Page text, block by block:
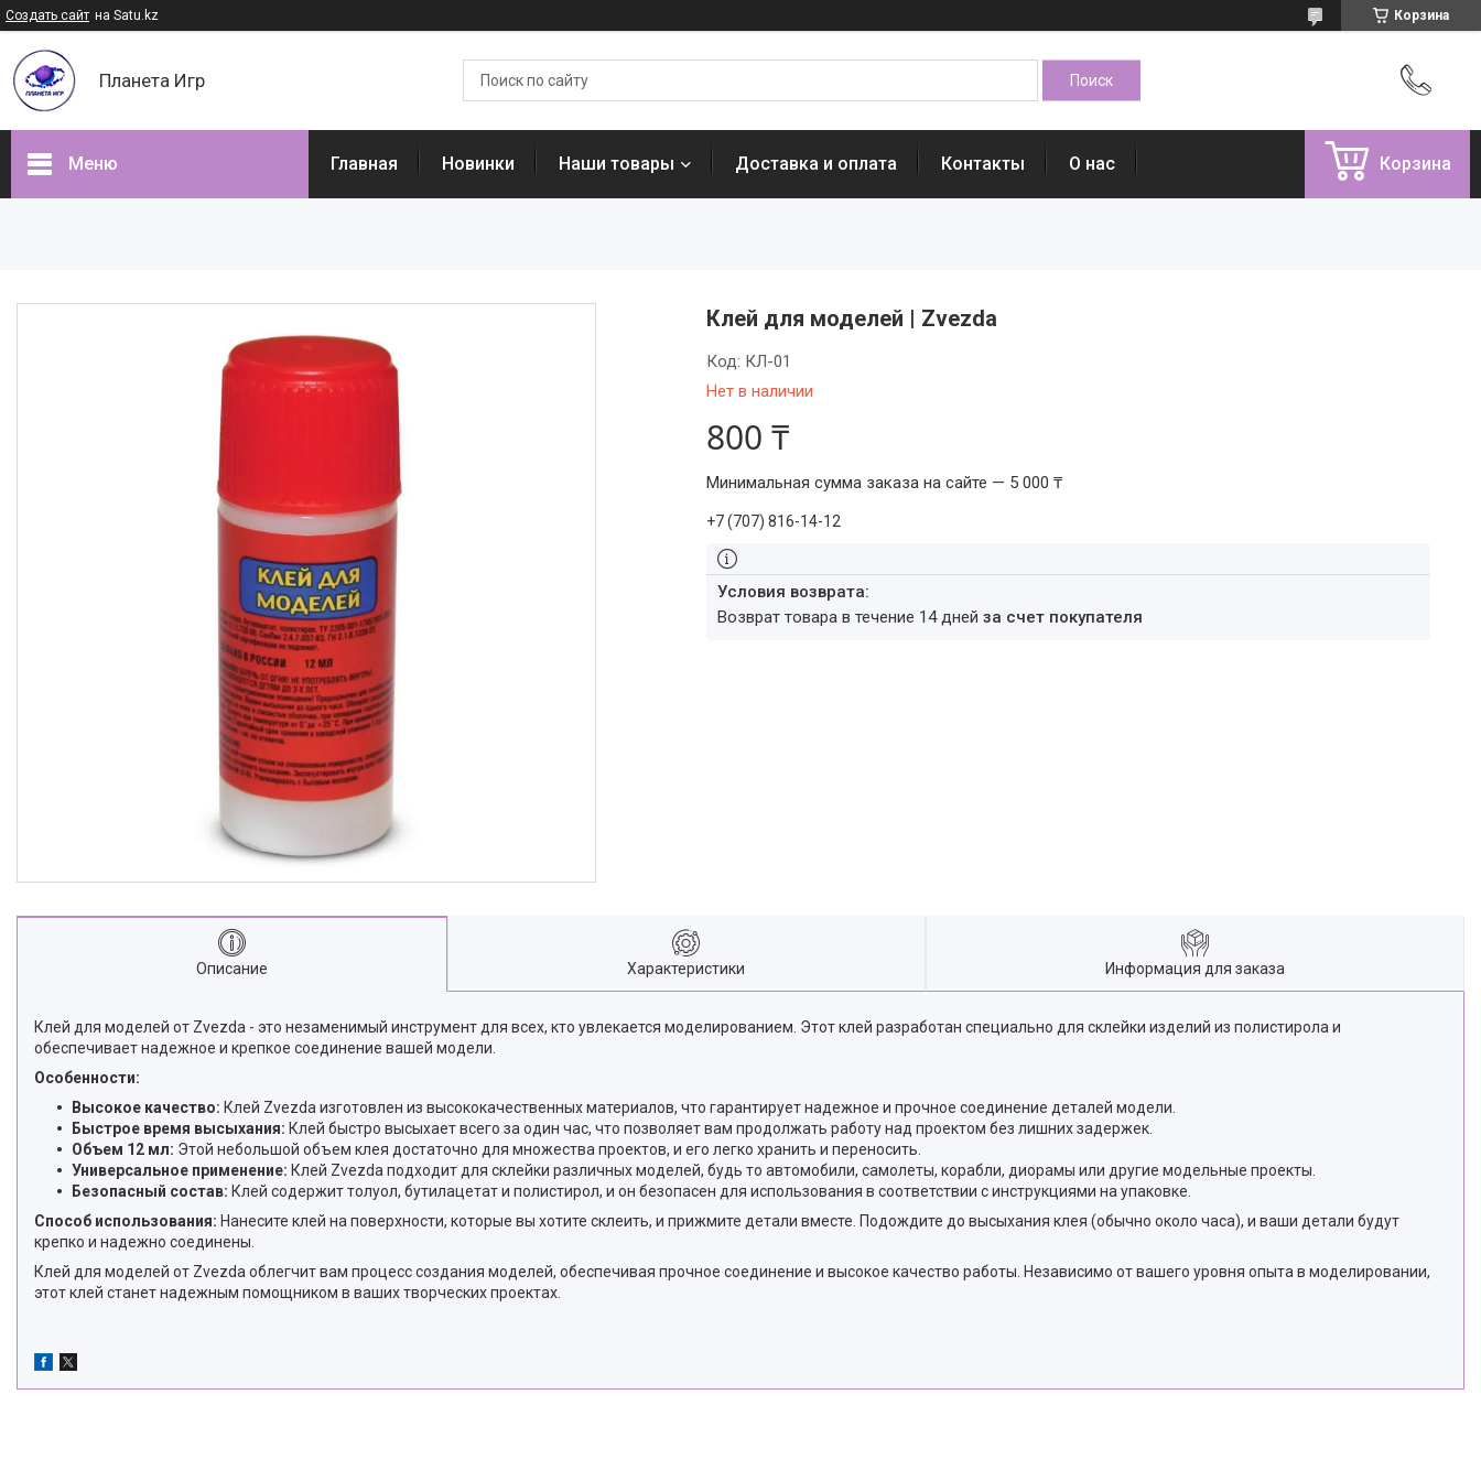
Создать сайт на Satu.kz Корзина
Планета Игр
Меню
Часто задаваемые вопросы
Главная Новинки Наши товары Доставка и оплата Контакты О нас Корзина
Клей для моделей | Zvezda
Нет в наличии
Код: КЛ-01
800 ₸
Минимальная сумма заказа на сайте — 5 000 ₸
+7 (707) 816-14-12
возврат товара в течение 14 днейза счет покупателя
Описание Характеристики Информация для заказа
Клей для моделей от Zvezda - это незаменимый инструмент для всех, кто увлекается моделированием. Этот клей разработан специально для склейки изделий из полистирола и
обеспечивает надежное и крепкое соединение вашей модели.
Особенности:
Высокое качество: Клей Zvezda изготовлен из высококачественных материалов, что гарантирует надежное и прочное соединение деталей модели.
Быстрое время высыхания: Клей быстро высыхает всего за один час, что позволяет вам продолжать работу над проектом без лишних задержек.
Объем 12 мл: Этой небольшой объем клея достаточно для множества проектов, и его легко хранить и переносить.
Универсальное применение: Клей Zvezda подходит для склейки различных моделей, будь то автомобили, самолеты, корабли, диорамы или другие модельные проекты.
Безопасный состав: Клей содержит толуол, бутилацетат и полистирол, и он безопасен для использования в соответствии с инструкциями на упаковке.
Способ использования: Нанесите клей на поверхности, которые вы хотите склеить, и прижмите детали вместе. Подождите до высыхания клея (обычно около часа), и ваши детали будут
крепко и надежно соединены.
Клей для моделей от Zvezda облегчит вам процесс создания моделей, обеспечивая прочное соединение и высокое качество работы. Независимо от вашего уровня опыта в моделировании,
этот клей станет надежным помощником в ваших творческих проектах.